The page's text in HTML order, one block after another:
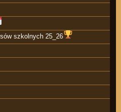
szkolnych 25_26